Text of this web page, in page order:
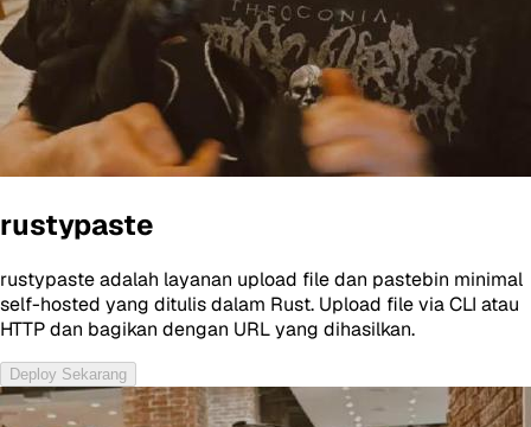
rustypaste
rustypaste adalah layanan upload file dan pastebin minimal
self-hosted yang ditulis dalam Rust. Upload file via CLI atau
HTTP dan bagikan dengan URL yang dihasilkan.
Deploy Sekarang